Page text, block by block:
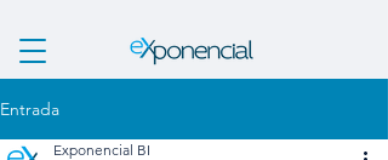
Entrada
Exponencial BI